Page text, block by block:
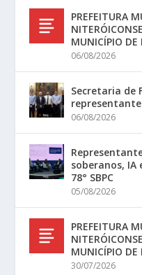
PREFEITURA
MUNICÍPIO DE
06/08/2026
Secretaria de
06/08/2026
soberanos,
78° SBPC
05/08/2026
PREFEITURA
MUNICÍPIO DE
30/07/2026